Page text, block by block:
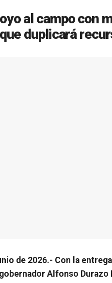
al campo con
duplicará
de 2026.- Con la
Alfonso